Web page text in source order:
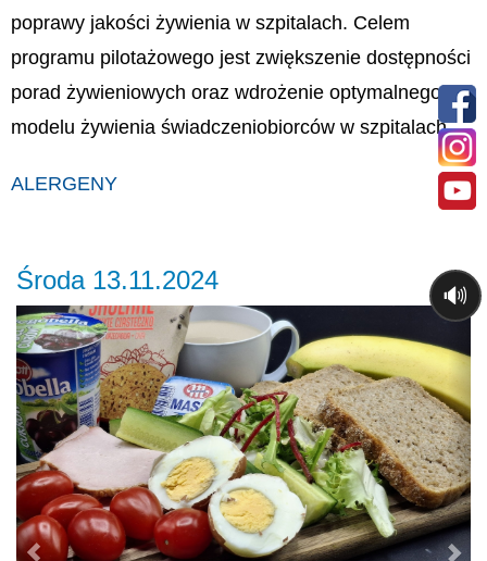
poprawy jakości żywienia w szpitalach. Celem
programu pilotażowego jest zwiększenie dostępności
porad żywieniowych oraz wdrożenie optymalnego
modelu żywienia świadczeniobiorców w szpitalach.
ALERGENY
Środa 13.11.2024
Previous
🔊